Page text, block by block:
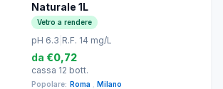
Naturale 1L
Vetro a rendere
pH 6.3 R.F. 14 mg/L
da €0,72
cassa 12 bott.
Popolare: Roma Milano